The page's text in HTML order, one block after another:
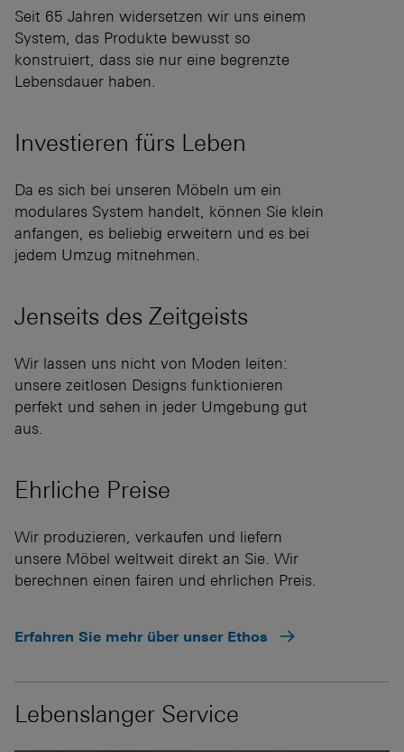
Erfahren Sie mehr über unser Ethos
Investieren fürs Leben
Jenseits des Zeitgeists
Ehrliche Preise
Seit 65 Jahren widersetzen wir uns einem
System, das Produkte bewusst so
konstruiert, dass sie nur eine begrenzte
Lebensdauer haben.
Da es sich bei unseren Möbeln um ein
modulares System handelt, können Sie klein
anfangen, es beliebig erweitern und es bei
jedem Umzug mitnehmen.
Wir lassen uns nicht von Moden leiten:
unsere zeitlosen Designs funktionieren
perfekt und sehen in jeder Umgebung gut
aus.
Wir produzieren, verkaufen und liefern
unsere Möbel weltweit direkt an Sie. Wir
berechnen einen fairen und ehrlichen Preis.
Lebenslanger Service